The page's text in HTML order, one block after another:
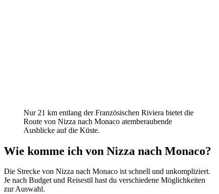
Nur 21 km entlang der Französischen Riviera bietet die
Route von Nizza nach Monaco atemberaubende
Ausblicke auf die Küste.
Wie komme ich von Nizza nach Monaco?
Die Strecke von Nizza nach Monaco ist schnell und unkompliziert.
Je nach Budget und Reisestil hast du verschiedene Möglichkeiten
zur Auswahl.